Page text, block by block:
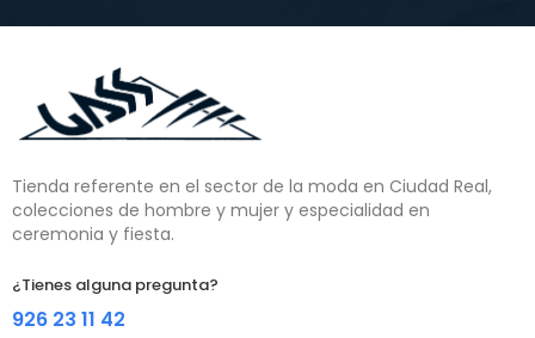
Tienda referente en el sector de la moda en Ciudad Real,
colecciones de hombre y mujer y especialidad en
ceremonia y fiesta.
¿Tienes alguna pregunta?
926 23 11 42